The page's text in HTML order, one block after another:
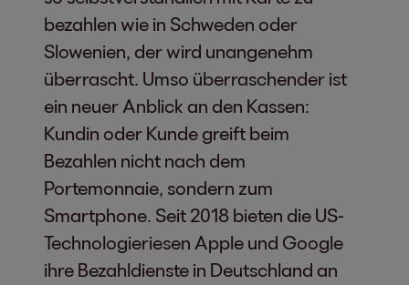
bezahlen wie in Schweden oder
Slowenien, der wird unangenehm
überrascht. Umso überraschender ist
ein neuer Anblick an den Kassen:
Kundin oder Kunde greift beim
Bezahlen nicht nach dem
Portemonnaie, sondern zum
Smartphone. Seit 2018 bieten die US-
Technologieriesen Apple und Google
ihre Bezahldienste in Deutschland an